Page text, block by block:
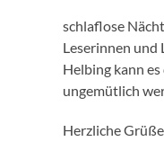
schlaflose
Leserinnen und
Helbing kann
ungemütlich
Herzliche Grüße